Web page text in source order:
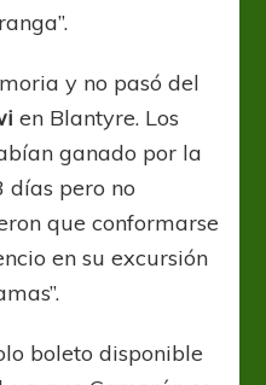
y no pasó del
en Blantyre. Los
ganado por la
días pero no
que conformarse
en su excursión
boleto disponible